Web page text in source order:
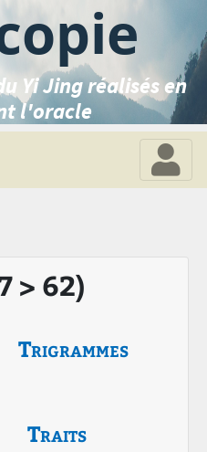
Yi Jing réalisés en
l'oracle
> 62)
Trigrammes
Traits